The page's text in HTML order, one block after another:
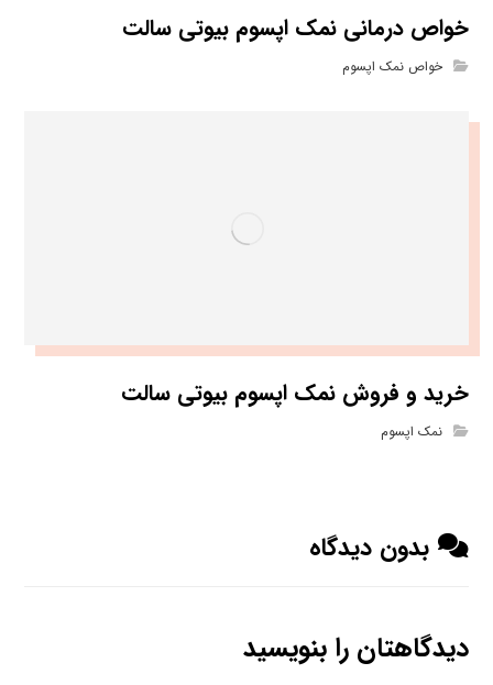
خواص درمانی نمک اپسوم بیوتی سالت
خواص نمک اپسوم
خرید و فروش نمک اپسوم بیوتی سالت
نمک اپسوم
بدون دیدگاه
دیدگاهتان را بنویسید